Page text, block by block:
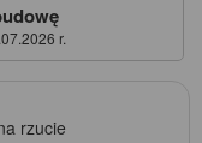
r.
rzucie